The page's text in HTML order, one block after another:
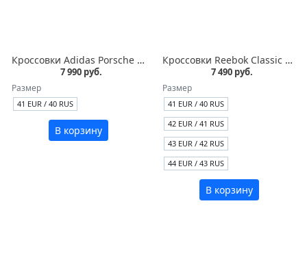
Кроссовки Adidas Porsche Design P'5000 черные кожа
7 990 руб.
Размер
41 EUR / 40 RUS
В корзину
Кроссовки Reebok Classic Leather Legacy черные кожа
7 490 руб.
Размер
41 EUR / 40 RUS
42 EUR / 41 RUS
43 EUR / 42 RUS
44 EUR / 43 RUS
В корзину